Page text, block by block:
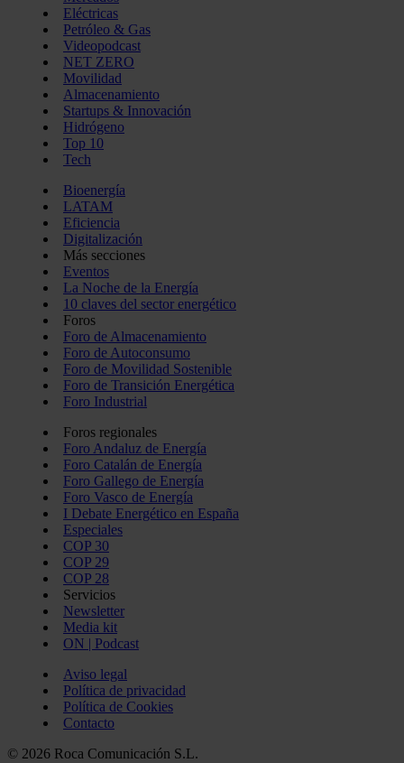
Eléctricas
Petróleo & Gas
Videopodcast
NET ZERO
Movilidad
Almacenamiento
Startups & Innovación
Hidrógeno
Top 10
Tech
Bioenergía
LATAM
Eficiencia
Digitalización
Más secciones
Eventos
La Noche de la Energía
10 claves del sector energético
Foros
Foro de Almacenamiento
Foro de Autoconsumo
Foro de Movilidad Sostenible
Foro de Transición Energética
Foro Industrial
Foros regionales
Foro Andaluz de Energía
Foro Catalán de Energía
Foro Gallego de Energía
Foro Vasco de Energía
I Debate Energético en España
Especiales
COP 30
COP 29
COP 28
Servicios
Newsletter
Media kit
ON | Podcast
Aviso legal
Política de privacidad
Política de Cookies
Contacto
© 2026 Roca Comunicación S.L.